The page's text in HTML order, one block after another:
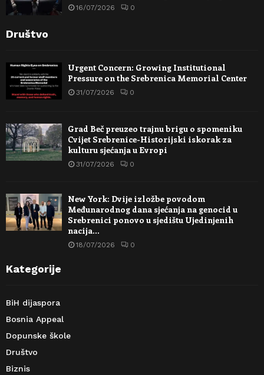
16/07/2026 0
Društvo
Urgent Concern: Growing Institutional
Pressure on the Srebrenica Memorial Center
31/07/2026 0
Grad Beč preuzeo trajnu brigu o spomeniku
Cvijet Srebrenice-Historijski iskorak za
kulturu sjećanja u Evropi
31/07/2026 0
New York: Dvije izložbe povodom
Međunarodnog dana sjećanja na genocid u
Srebrenici ponovo u sjedištu Ujedinjenih
nacija…
18/07/2026 0
Kategorije
BiH dijaspora
Bosnia Appeal
Dopunske škole
Društvo
Biznis